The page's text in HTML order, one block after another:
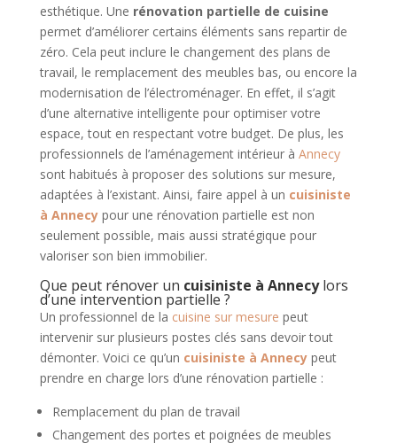
esthétique. Une rénovation partielle de cuisine
permet d’améliorer certains éléments sans repartir de
zéro. Cela peut inclure le changement des plans de
travail, le remplacement des meubles bas, ou encore la
modernisation de l’électroménager. En effet, il s’agit
d’une alternative intelligente pour optimiser votre
espace, tout en respectant votre budget. De plus, les
professionnels de l’aménagement intérieur à Annecy
sont habitués à proposer des solutions sur mesure,
adaptées à l’existant. Ainsi, faire appel à un cuisiniste
à Annecypour une rénovation partielle est non
seulement possible, mais aussi stratégique pour
valoriser son bien immobilier.
Que peut rénover un cuisiniste à Annecylors
d’une intervention partielle ?
Un professionnel de la cuisine sur mesure peut
intervenir sur plusieurs postes clés sans devoir tout
démonter. Voici ce qu’un cuisiniste à Annecy peut
prendre en charge lors d’une rénovation partielle :
Remplacement du plan de travail
Changement des portes et poignées de meubles